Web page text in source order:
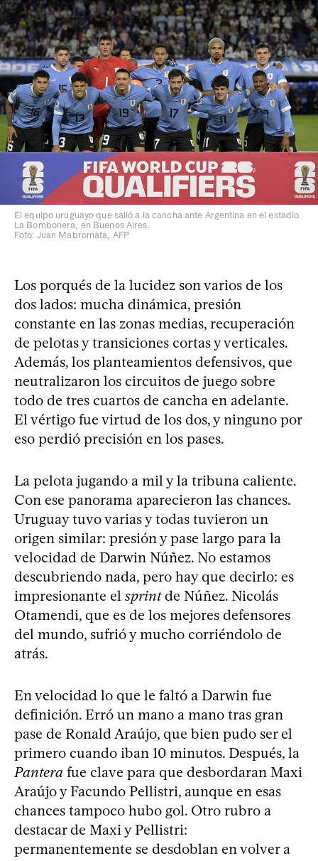
El equipo uruguayo que salió a la cancha ante Argentina en el estadio
La Bombonera, en Buenos Aires.
Foto: Juan Mabromata, AFP
Los porqués de la lucidez son varios de los
dos lados: mucha dinámica, presión
constante en las zonas medias, recuperación
de pelotas y transiciones cortas y verticales.
Además, los planteamientos defensivos, que
neutralizaron los circuitos de juego sobre
todo de tres cuartos de cancha en adelante.
El vértigo fue virtud de los dos, y ninguno por
eso perdió precisión en los pases.
La pelota jugando a mil y la tribuna caliente.
Con ese panorama aparecieron las chances.
Uruguay tuvo varias y todas tuvieron un
origen similar: presión y pase largo para la
velocidad de Darwin Núñez. No estamos
descubriendo nada, pero hay que decirlo: es
impresionante el sprintde Núñez. Nicolás
Otamendi, que es de los mejores defensores
del mundo, sufrió y mucho corriéndolo de
atrás.
En velocidad lo que le faltó a Darwin fue
definición. Erró un mano a mano tras gran
pase de Ronald Araújo, que bien pudo ser el
primero cuando iban 10 minutos. Después, la
Pantera fue clave para que desbordaran Maxi
Araújo y Facundo Pellistri, aunque en esas
chances tampoco hubo gol. Otro rubro a
destacar de Maxi y Pellistri:
permanentemente se desdoblan en volver a